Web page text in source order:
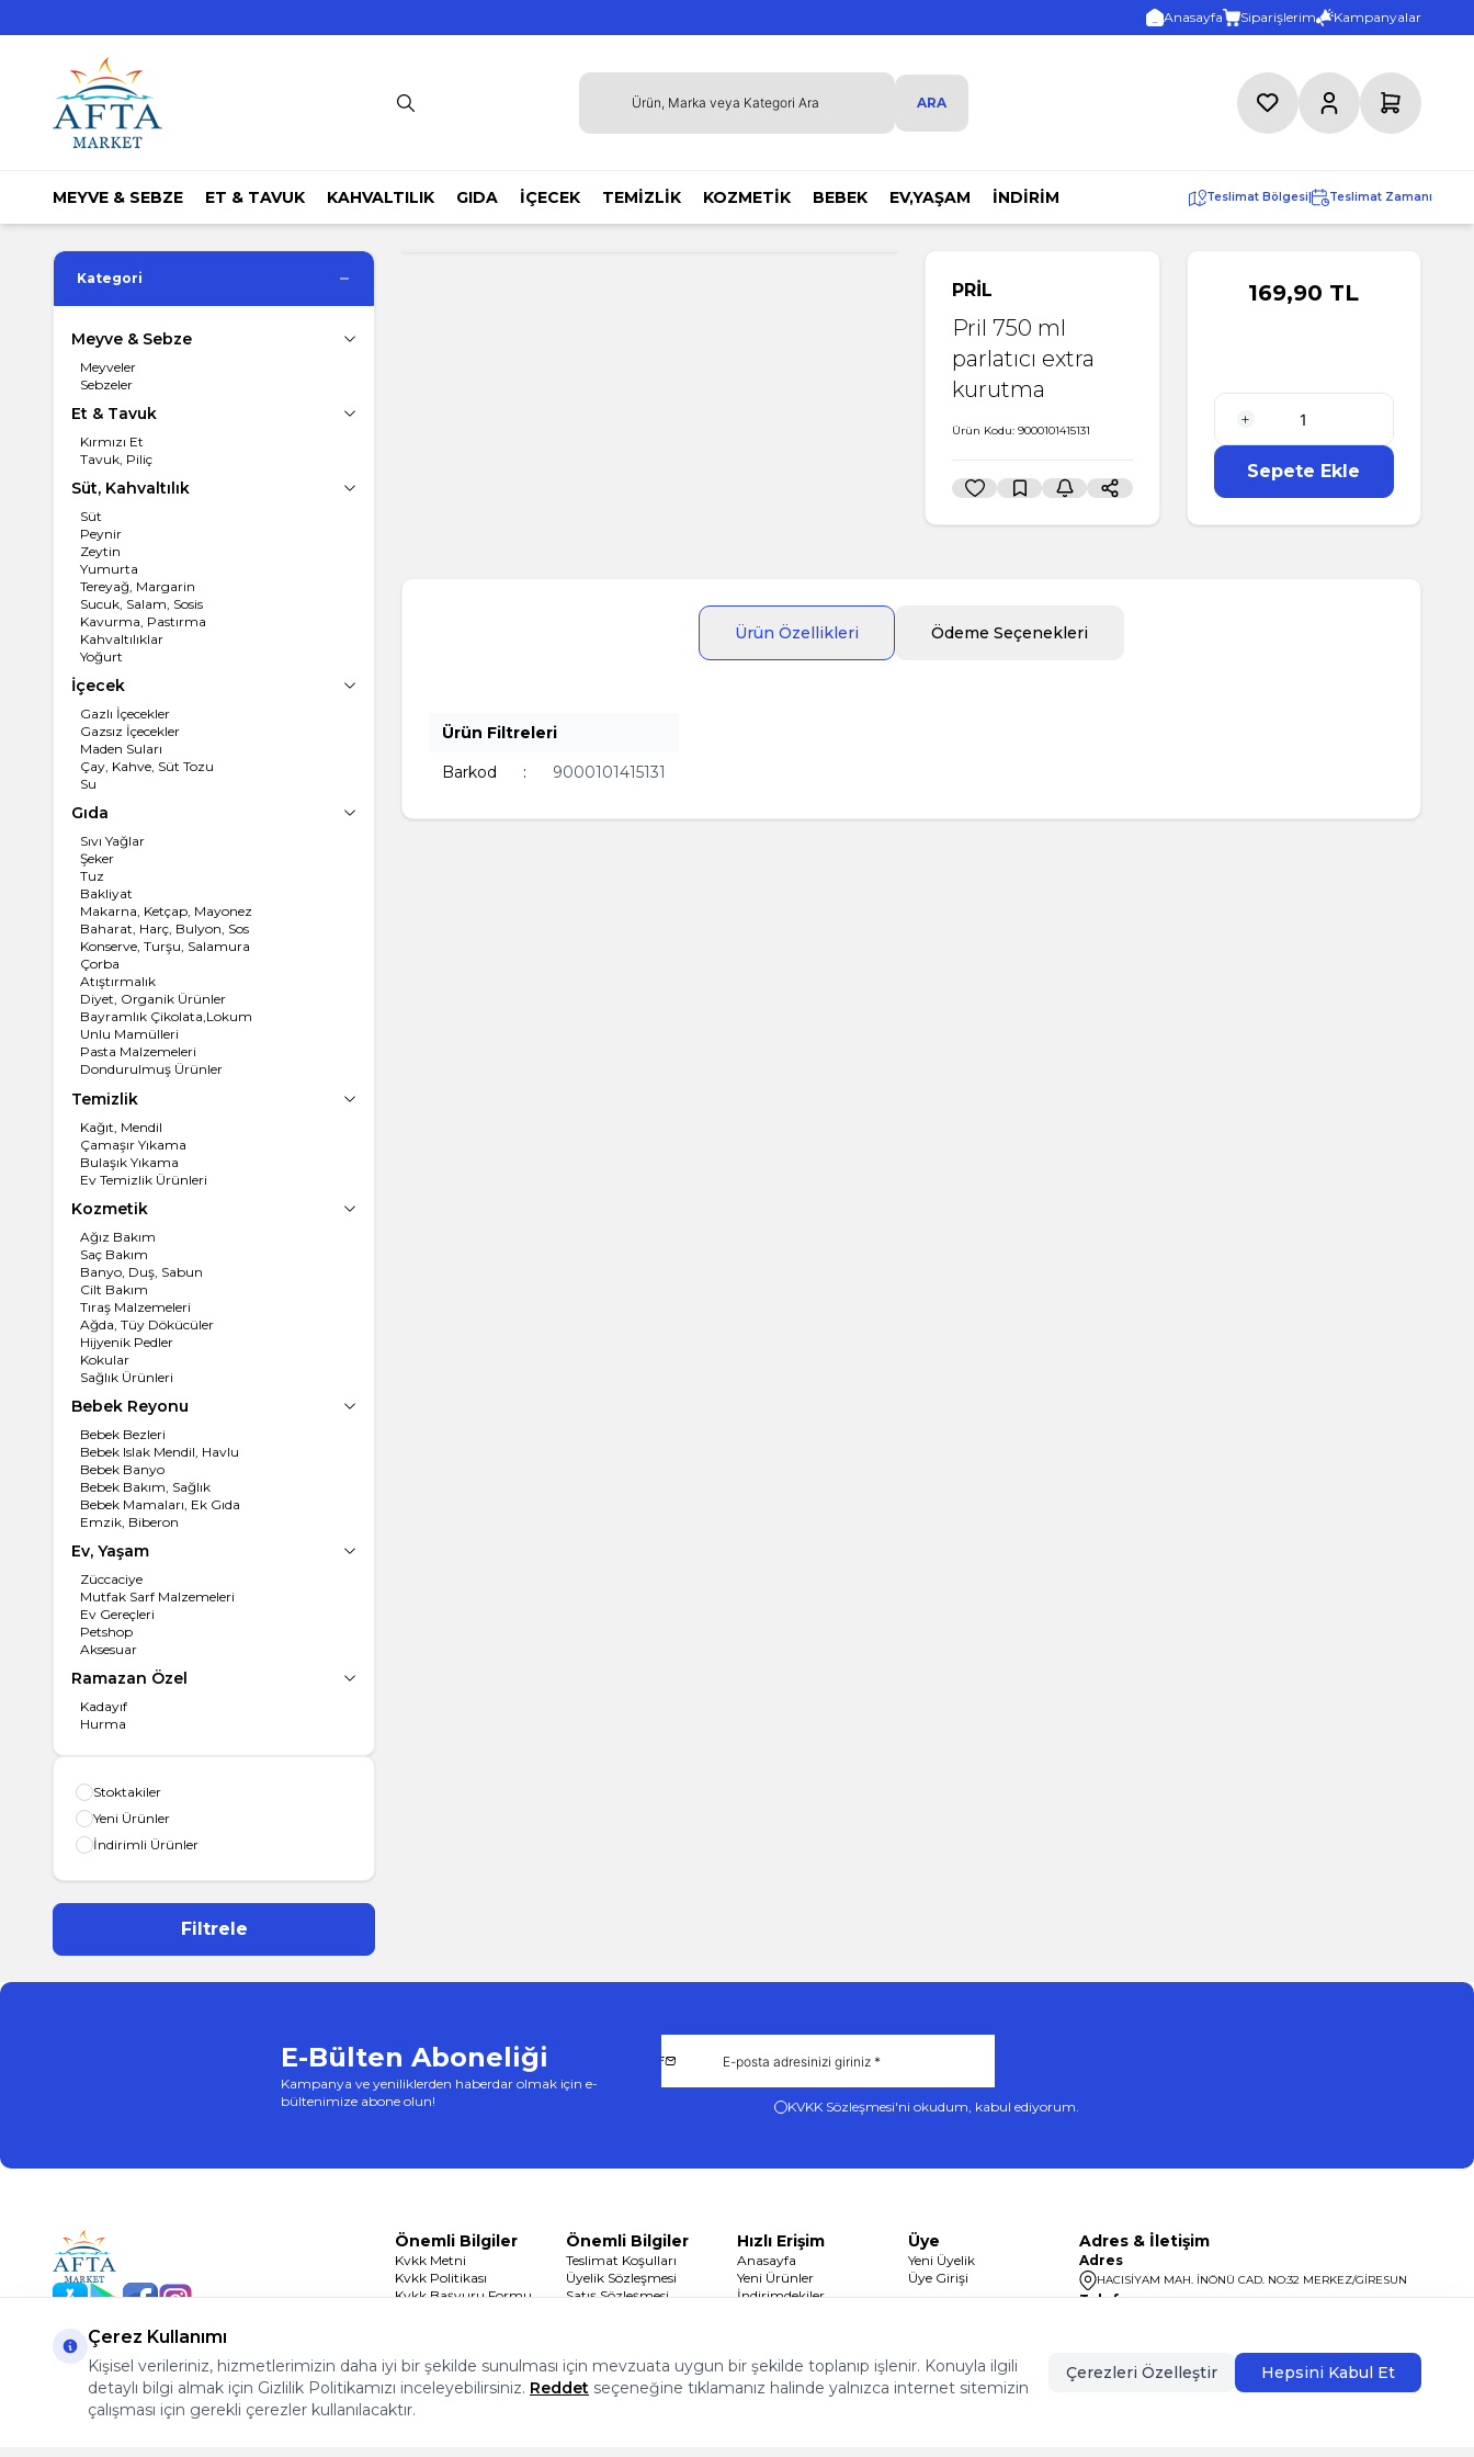
Anasayfa Siparişlerim Kampanyalar
ARA FavorilerimHesabım Sepetim
MEYVE & SEBZE ET & TAVUK KAHVALTILIK GIDA İÇECEK TEMİZLİK KOZMETİK BEBEK EV,YAŞAM İNDİRİM Teslimat Bölgesi| Teslimat Zamanı
Kategori
Meyve & Sebze
Meyveler
Sebzeler
Et & Tavuk
Kırmızı Et
Tavuk, Piliç
Süt, Kahvaltılık
Süt
Peynir
Zeytin
Yumurta
Tereyağ, Margarin
Sucuk, Salam, Sosis
Kavurma, Pastırma
Kahvaltılıklar
Yoğurt
İçecek
Gazlı İçecekler
Gazsız İçecekler
Maden Suları
Çay, Kahve, Süt Tozu
Su
Gıda
Sıvı Yağlar
Şeker
Tuz
Bakliyat
Makarna, Ketçap, Mayonez
Baharat, Harç, Bulyon, Sos
Konserve, Turşu, Salamura
Çorba
Atıştırmalık
Diyet, Organik Ürünler
Bayramlık Çikolata,Lokum
Unlu Mamülleri
Pasta Malzemeleri
Dondurulmuş Ürünler
Dondurma
Temizlik
Kağıt, Mendil
Çamaşır Yıkama
Bulaşık Yıkama
Ev Temizlik Ürünleri
Kozmetik
Ağız Bakım
Saç Bakım
Banyo, Duş, Sabun
Cilt Bakım
Tıraş Malzemeleri
Ağda, Tüy Dökücüler
Hijyenik Pedler
Kokular
Sağlık Ürünleri
Bebek Reyonu
Bebek Bezleri
Bebek Islak Mendil, Havlu
Bebek Banyo
Bebek Bakım, Sağlık
Bebek Mamaları, Ek Gıda
Emzik, Biberon
Ev, Yaşam
Züccaciye
Mutfak Sarf Malzemeleri
Ev Gereçleri
Petshop
Aksesuar
Ramazan Özel
Kadayıf
Hurma
Stoktakiler
Yeni Ürünler
İndirimli Ürünler
Filtrele
PRİL
Pril 750 ml
parlatıcı extra
kurutma
Ürün Kodu: 9000101415131
169,90 TL
1 Adet
Sepete Ekle
Ürün Özellikleri Ödeme Seçenekleri
Ürün Filtreleri
Barkod
: 9000101415131
E-Bülten Aboneliği
Kampanya ve yeniliklerden haberdar olmak için e-
bültenimize abone olun!
KVKK Sözleşmesi'ni okudum, kabul ediyorum.
Önemli Bilgiler
Kvkk Metni
Kvkk Politikası
Kvkk Başvuru Formu
Önemli Bilgiler
Teslimat Koşulları
Üyelik Sözleşmesi
Satış Sözleşmesi
Hızlı Erişim
Anasayfa
Yeni Ürünler
İndirimdekiler
Üye
Yeni Üyelik
Üye Girişi
Adres & İletişim
Adres
HACISİYAM MAH. İNÖNÜ CAD. NO:32 MERKEZ/GİRESUN
Telefon
Çerez Kullanımı
Kişisel verileriniz, hizmetlerimizin daha iyi bir şekilde sunulması için mevzuata uygun bir şekilde toplanıp işlenir. Konuyla ilgili
detaylı bilgi almak için Gizlilik Politikamızı inceleyebilirsiniz. Reddet seçeneğine tıklamanız halinde yalnızca internet sitemizin
çalışması için gerekli çerezler kullanılacaktır.
Çerezleri Özelleştir Hepsini Kabul Et